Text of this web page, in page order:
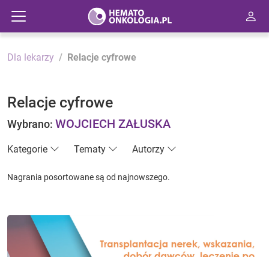
Dla lekarzy Relacje cyfrowe
Relacje cyfrowe
Wybrano: WOJCIECH ZAŁUSKA
Kategorie Tematy Autorzy
Nagrania posortowane są od najnowszego.